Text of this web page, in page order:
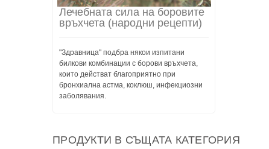
Лечебната сила на боровите
връхчета (народни рецепти)
"Здравница" подбра някои изпитани
билкови комбинации с борови връхчета,
които действат благоприятно при
бронхиална астма, коклюш, инфекциозни
заболявания.
ПРОДУКТИ В СЪЩАТА КАТЕГОРИЯ